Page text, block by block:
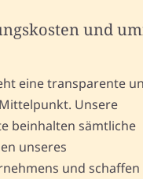
und
eine transparente
Unsere
beinhalten sämtliche
unseres
und